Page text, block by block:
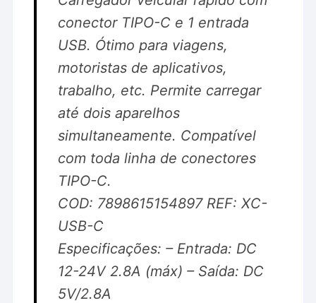
conector TIPO-C e 1 entrada
USB. Ótimo para viagens,
motoristas de aplicativos,
trabalho, etc. Permite carregar
até dois aparelhos
simultaneamente. Compatível
com toda linha de conectores
TIPO-C.
COD: 7898615154897 REF: XC-
USB-C
Especificações: – Entrada: DC
12-24V 2.8A (máx) – Saída: DC
5V/2.8A